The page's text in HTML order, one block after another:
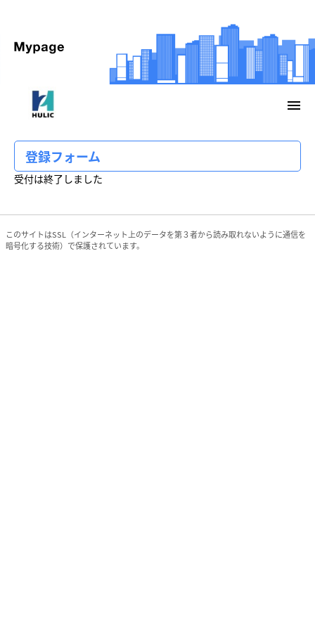
menu
登録フォーム
受付は終了しました
このサイトはSSL（インターネット上のデータを第３者から読み取れないように通信を
暗号化する技術）で保護されています。